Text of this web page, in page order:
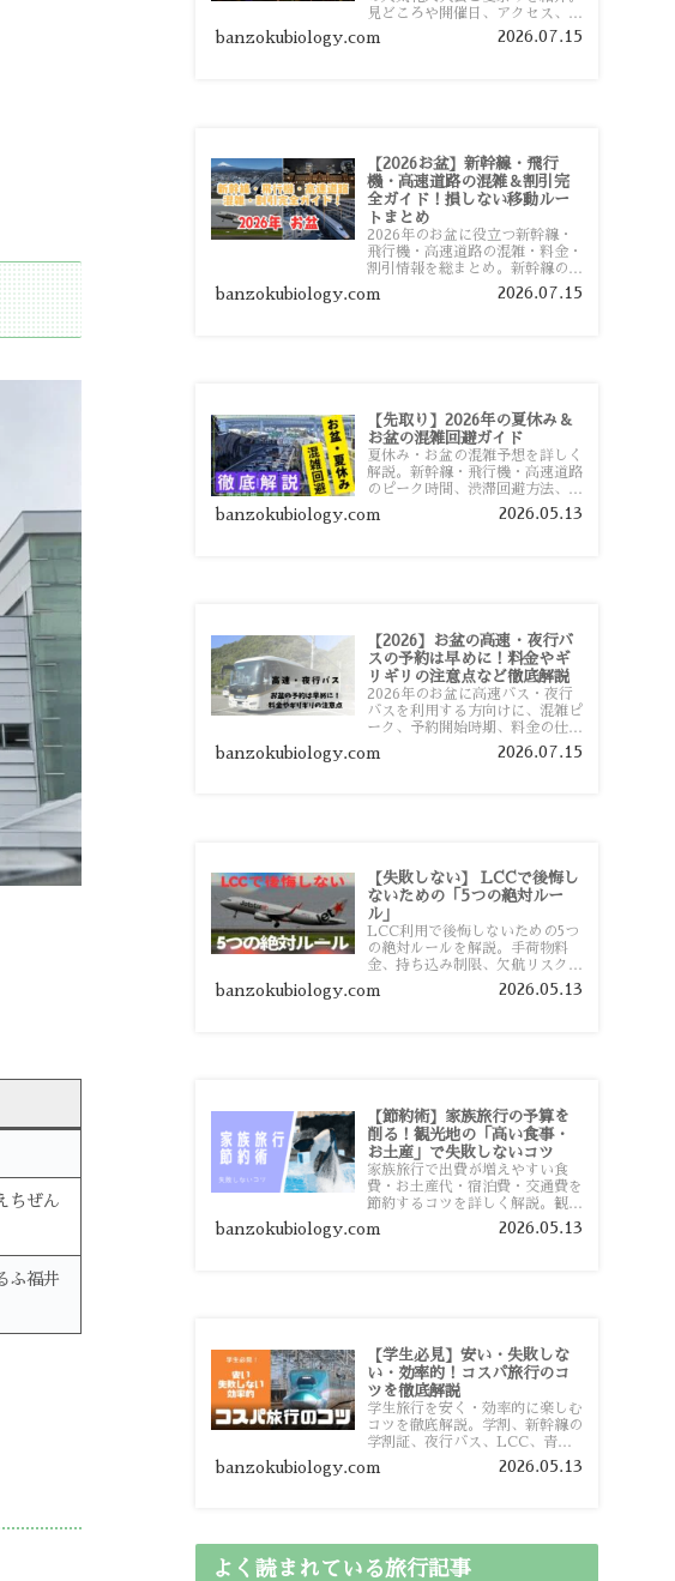
ちぜん
ふ福井
見どころや開催日、アクセス、混
雑対策、旅行前に知っておきたい
注意点をわかりやすく解説しま
banzokubiology.com 2026.07.15
【2026お盆】新幹線・飛行
機・高速道路の混雑＆割引完
全ガイド！損しない移動ルー
トまとめ
2026年のお盆に役立つ新幹線・
飛行機・高速道路の混雑・料金・
割引情報を総まとめ。新幹線の予
約や最繁忙期料金、飛行機を安く
予約するコツ、高速道路の休日割
banzokubiology.com 2026.07.15
【先取り】2026年の夏休み＆
お盆の混雑回避ガイド
夏休み・お盆の混雑予想を詳しく
解説。新幹線・飛行機・高速道路
のピーク時間、渋滞回避方法、混
雑しやすい観光地、交通手段別の
特徴まで旅行者向けに分かりやす
banzokubiology.com 2026.05.13
【2026】お盆の高速・夜行バ
スの予約は早めに！料金やギ
リギリの注意点など徹底解説
2026年のお盆に高速バス・夜行
バスを利用する方向けに、混雑ピ
ーク、予約開始時期、料金の仕組
み、キャンセル待ちのコツ、直前
予約の注意点まで詳しく解説しま
banzokubiology.com 2026.07.15
【失敗しない】 LCCで後悔し
ないための「5つの絶対ルー
ル」
LCC利用で後悔しないための5つ
の絶対ルールを解説。手荷物料
金、持ち込み制限、欠航リスク、
時間厳守など、格安航空会社を利
用する前に知っておきたい注意点
banzokubiology.com 2026.05.13
【節約術】家族旅行の予算を
削る！観光地の「高い食事・
お土産」で失敗しないコツ
家族旅行で出費が増えやすい食
費・お土産代・宿泊費・交通費を
節約するコツを詳しく解説。観光
地価格を避ける方法や、早割・ス
ーパー活用術、予算管理のポイン
banzokubiology.com 2026.05.13
【学生必見】安い・失敗しな
い・効率的！コスパ旅行のコ
ツを徹底解説
学生旅行を安く・効率的に楽しむ
コツを徹底解説。学割、新幹線の
学割証、夜行バス、LCC、青春
18きっぷ、レンタカー割り勘な
ど、学生向けの節約旅行術を詳し
banzokubiology.com 2026.05.13
よく読まれている旅行記事